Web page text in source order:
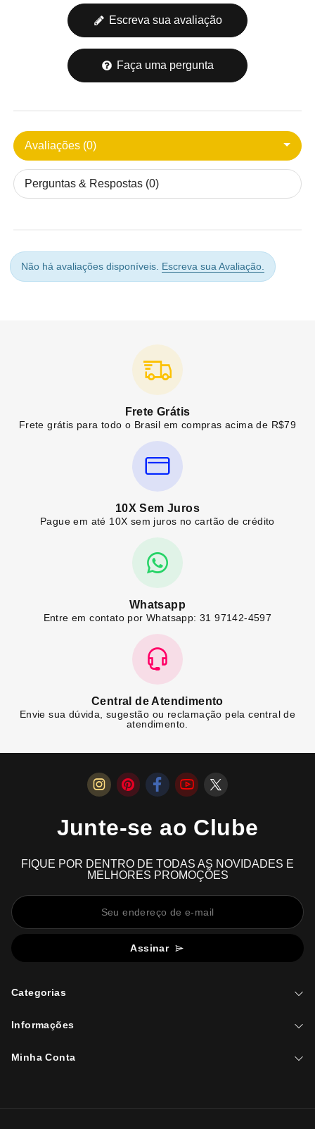
Escreva sua avaliação
Faça uma pergunta
Avaliações (0)
Perguntas & Respostas (0)
Não há avaliações disponíveis. Escreva sua Avaliação.
Frete Grátis
Frete grátis para todo o Brasil em compras acima de R$79
10X Sem Juros
Pague em até 10X sem juros no cartão de crédito
Whatsapp
Entre em contato por Whatsapp: 31 97142-4597
Central de Atendimento
Envie sua dúvida, sugestão ou reclamação pela central de
atendimento.
Junte-se ao Clube
FIQUE POR DENTRO DE TODAS AS NOVIDADES E
MELHORES PROMOÇÕES
Assinar
Categorias
Informações
Minha Conta